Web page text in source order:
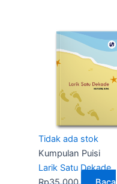
Tidak ada stok
Kumpulan Puisi
Larik Satu Dekade